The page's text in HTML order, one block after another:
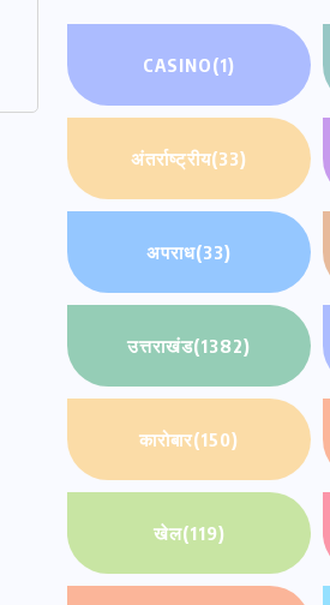
CASINO(1)
अंतर्राष्ट्रीय(33)
अपराध(33)
उत्तराखंड(1382)
कारोबार(150)
खेल(119)